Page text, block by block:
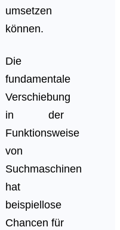
umsetzen
können.
Die
fundamentale
Verschiebung
in der
Funktionsweise
von
Suchmaschinen
hat
beispiellose
Chancen für